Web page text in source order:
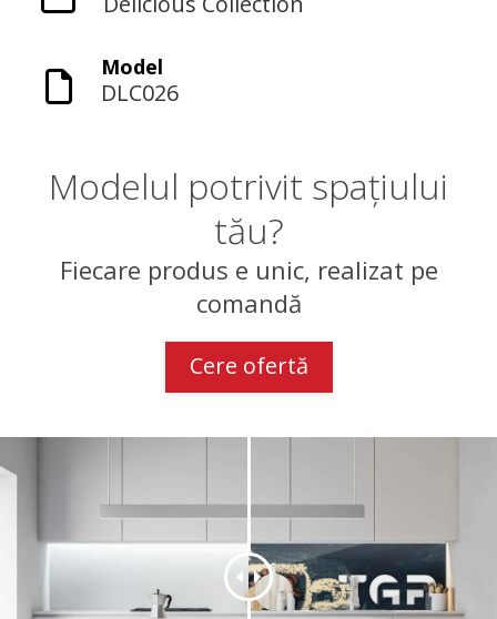
Model
DLC026
Modelul potrivit spațiului
tău?
Fiecare produs e unic, realizat pe
comandă
Cere ofertă